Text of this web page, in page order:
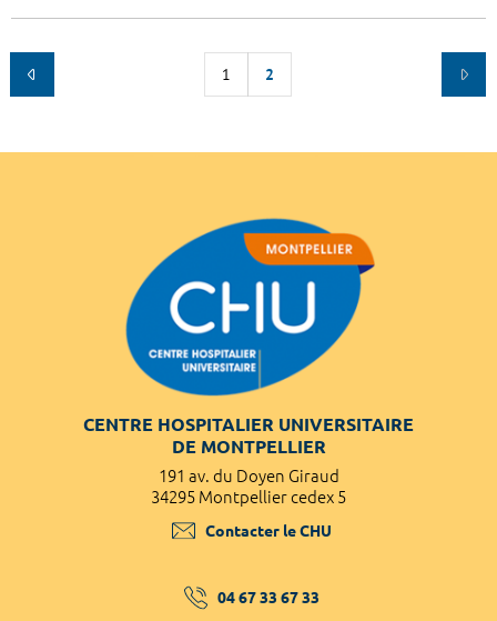
1 2
CENTRE HOSPITALIER UNIVERSITAIRE
DE MONTPELLIER
191 av. du Doyen Giraud
34295 Montpellier cedex 5
Contacter le CHU
04 67 33 67 33